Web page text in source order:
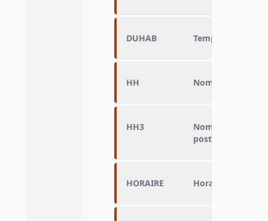
DUHAB Temps complet
HH Nombre
HH3
Nombre
postes)
HORAIRE Horaires de